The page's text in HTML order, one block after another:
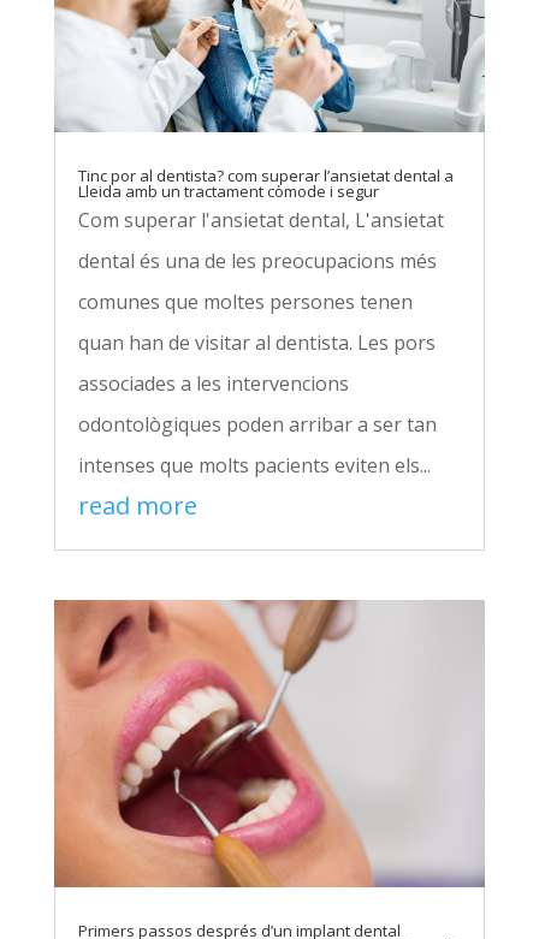
Tinc por al dentista? com superar l’ansietat dental a
Lleida amb un tractament còmode i segur
Com superar l'ansietat dental, L'ansietat
dental és una de les preocupacions més
comunes que moltes persones tenen
quan han de visitar al dentista. Les pors
associades a les intervencions
odontològiques poden arribar a ser tan
intenses que molts pacients eviten els...
read more
Primers passos després d’un implant dental